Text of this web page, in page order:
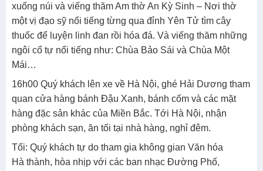
xuống núi và viếng thăm Am thờ An Kỳ Sinh – Nơi thờ
một vị đạo sỹ nổi tiếng từng qua đỉnh Yên Tử tìm cây
thuốc để luyện linh đan rồi hóa đá. Và viếng thăm những
ngôi cổ tự nổi tiếng như: Chùa Bảo Sái và Chùa Một
Mái…
16h00 Quý khách lên xe về Hà Nội, ghé Hải Dương tham
quan cửa hàng bánh Đậu Xanh, bánh cốm và các mặt
hàng đặc sản khác của Miền Bắc. Tới Hà Nội, nhận
phòng khách sạn, ăn tối tại nhà hàng, nghỉ đêm.
Tối: Quý khách tự do tham gia không gian Văn hóa
Hà thành, hòa nhịp với các ban nhạc Đường Phố,